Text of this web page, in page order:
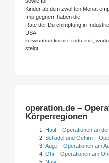
Kinder ab dem zwölften Monat
Impfgegnern haben die
Rate der Durchimpfung in
USA
inzwischen bereits reduziert,
steigt.
operation.de –
Körperregionen
Haut – Operationen an
Schädel und Gehirn –
Auge – Operationen am
Ohr – Operationen am
Nase